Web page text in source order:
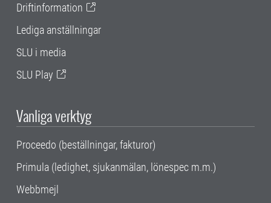
Driftinformation
Lediga anställningar
SLU i media
SLU Play
Vanliga verktyg
Proceedo (beställningar, fakturor)
Primula (ledighet, sjukanmälan, lönespec m.m.)
Webbmejl